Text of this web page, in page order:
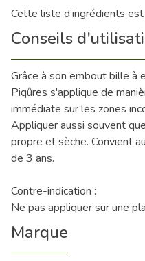
Cette liste d’ingrédients
Conseils
Grâce à son embout bille à
Piqûres s'applique de
immédiate sur les zones
Appliquer aussi souvent
propre et sèche. Convient
de 3 ans.
Contre-indication :
Ne pas appliquer sur une
Marque